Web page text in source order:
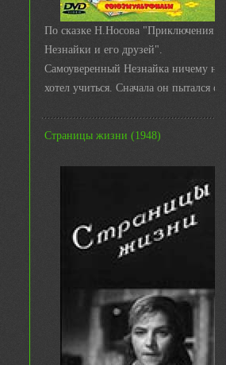
По сказке Н.Носова "Приключения
Незнайки и его друзей".
Самоуверенный Незнайка ничему не
хотел учиться. Сначала он пытался с ...
Страницы жизни (1948)